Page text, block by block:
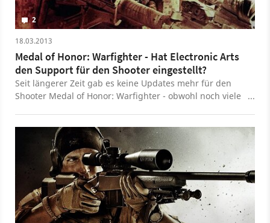
2
18.03.2013
Medal of Honor: Warfighter - Hat Electronic Arts
den Support für den Shooter eingestellt?
Seit längerer Zeit gab es keine Updates mehr für den
Shooter Medal of Honor: Warfighter - obwohl noch viele
sein. Eine Gruppe von Spielern will sich dieses Verhalten
seitens Electronic Arts nicht mehr bieten lassen.